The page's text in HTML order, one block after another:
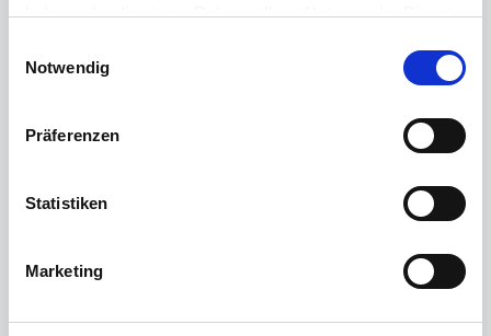
haben oder die sie im Rahmen Ihrer Nutzung der Dienste
Notwendig
Präferenzen
Statistiken
Marketing
Im Dachgeschoss befinden sich
Wasserleitungen wurde in den 90er Jahren
wurde ca. 2015 erneuert. Das Hinterhaus
hat eine eigene neue Heizung, die im Jahr